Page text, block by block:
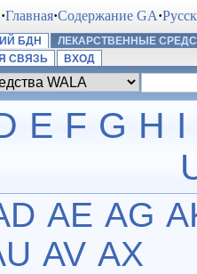
·Главная·Содержание GA·
БДН
ЛЕКАРСТВЕННЫЕ
СВЯЗЬ
ВХОД
E F G H I
AE AG
AV AX